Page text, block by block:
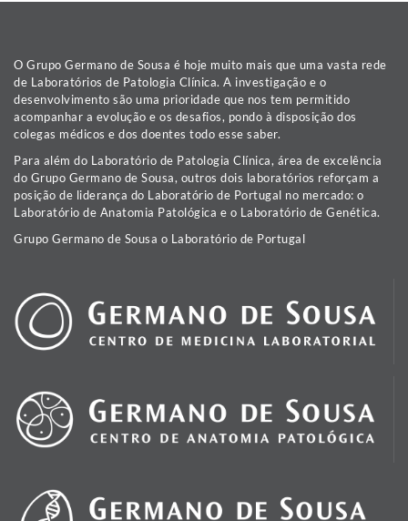
O Grupo Germano de Sousa é hoje muito mais que uma vasta rede
de Laboratórios de Patologia Clínica. A investigação e o
desenvolvimento são uma prioridade que nos tem permitido
acompanhar a evolução e os desafios, pondo à disposição dos
colegas médicos e dos doentes todo esse saber.
Para além do Laboratório de Patologia Clínica, área de excelência
do Grupo Germano de Sousa, outros dois laboratórios reforçam a
posição de liderança do Laboratório de Portugal no mercado: o
Laboratório de Anatomia Patológica e o Laboratório de Genética.
Grupo Germano de Sousa o Laboratório de Portugal